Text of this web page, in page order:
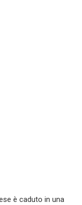
è caduto in una